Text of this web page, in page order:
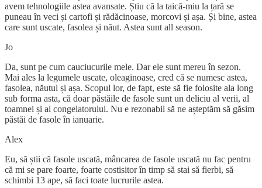
avem tehnologiile astea avansate. Știu că la taică-miu la țară se
puneau în veci și cartofi și rădăcinoase, morcovi și așa. Și bine, astea
care sunt uscate, fasolea și năut. Astea sunt all season.
Jo
Da, sunt pe cum cauciucurile mele. Dar ele sunt mereu în sezon.
Mai ales la legumele uscate, oleaginoase, cred că se numesc astea,
fasolea, năutul și așa. Scopul lor, de fapt, este să fie folosite ala long
sub forma asta, că doar păstăile de fasole sunt un deliciu al verii, al
toamnei și al congelatorului. Nu e rezonabil să ne așteptăm să găsim
păstăi de fasole în ianuarie.
Alex
Eu, să știi că fasole uscată, mâncarea de fasole uscată nu fac pentru
că mi se pare foarte, foarte costisitor în timp să stai să fierbi, să
schimbi 13 ape, să faci toate lucrurile astea.